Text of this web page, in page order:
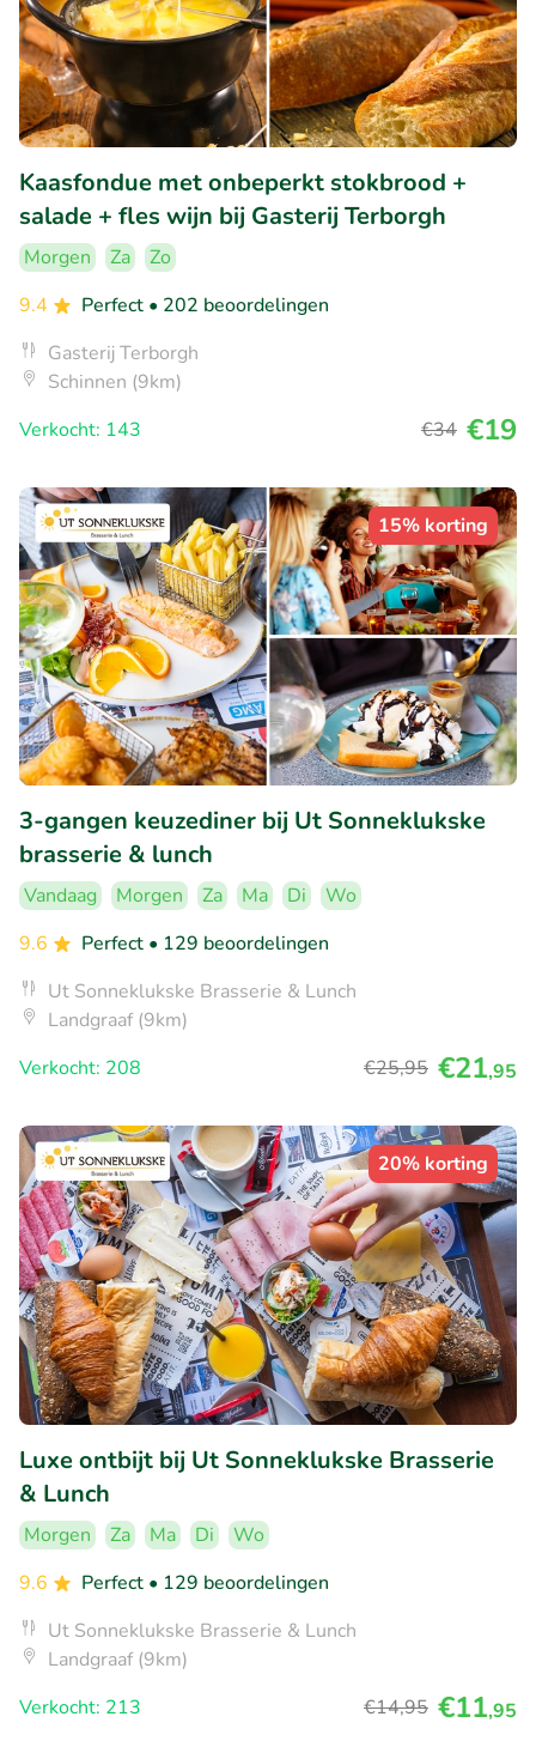
Kaasfondue met onbeperkt stokbrood +
salade + fles wijn bij Gasterij Terborgh
Morgen Za
Zo
9.4
Perfect • 202 beoordelingen
Gasterij Terborgh
Schinnen (9km)
Verkocht: 143
€34 €19
15% korting
3-gangen keuzediner bij Ut Sonneklukske
brasserie & lunch
Vandaag Morgen Za Ma Di
Wo
9.6
Perfect • 129 beoordelingen
Ut Sonneklukske Brasserie & Lunch
Landgraaf (9km)
Verkocht: 208
€25,95 €21,95
20% korting
Luxe ontbijt bij Ut Sonneklukske Brasserie
& Lunch
Morgen Za Ma Di
Wo
9.6
Perfect • 129 beoordelingen
Ut Sonneklukske Brasserie & Lunch
Landgraaf (9km)
Verkocht: 213
€14,95 €11,95